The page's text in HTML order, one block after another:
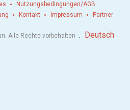
Nutzungsbedingungen/AGB
Kontakt Impressum Partner
Alle Rechte vorbehalten . Deutsch